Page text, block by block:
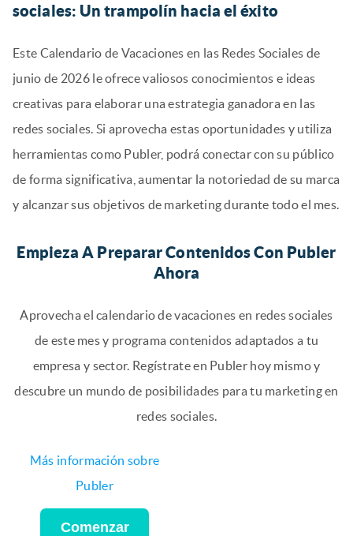
sociales: Un trampolín hacia el éxito
Este Calendario de Vacaciones en las Redes Sociales de
junio de 2026 le ofrece valiosos conocimientos e ideas
creativas para elaborar una estrategia ganadora en las
redes sociales. Si aprovecha estas oportunidades y utiliza
herramientas como Publer, podrá conectar con su público
de forma significativa, aumentar la notoriedad de su marca
y alcanzar sus objetivos de marketing durante todo el mes.
Empieza A Preparar Contenidos Con Publer
Ahora
Aprovecha el calendario de vacaciones en redes sociales
de este mes y programa contenidos adaptados a tu
empresa y sector. Regístrate en Publer hoy mismo y
descubre un mundo de posibilidades para tu marketing en
redes sociales.
Más información sobre
Publer
Comenzar